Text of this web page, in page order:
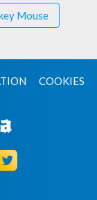
Mouse
COOKIES